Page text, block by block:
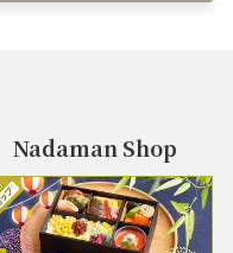
Nadaman Shop